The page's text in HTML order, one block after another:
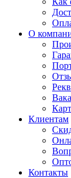
О
Клиентам
Контакты